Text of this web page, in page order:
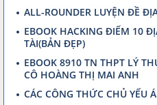
ALL-ROUNDER LUYỆN ĐỀ
EBOOK HACKING ĐIỂM 10
TÀI(BẢN ĐẸP)
EBOOK 8910 TN THPT LÝ
CÔ HOÀNG THỊ MAI ANH
CÁC CÔNG THỨC CHỦ YẾU